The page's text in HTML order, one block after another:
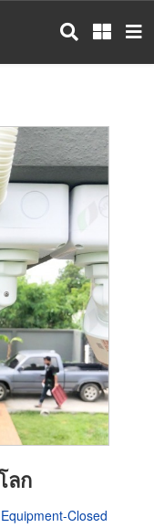
ลก
Closed